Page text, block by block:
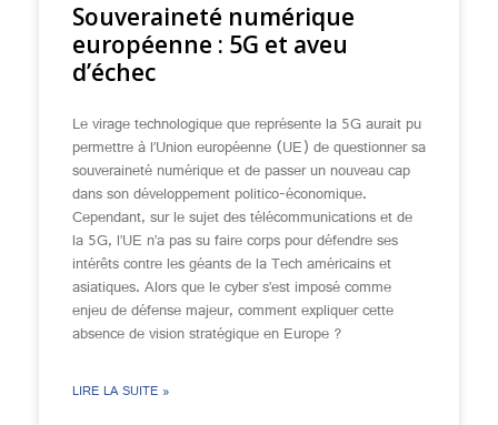
Souveraineté numérique
européenne : 5G et aveu
d’échec
Le virage technologique que représente la 5G aurait pu
permettre à l’Union européenne (UE) de questionner sa
souveraineté numérique et de passer un nouveau cap
dans son développement politico-économique.
Cependant, sur le sujet des télécommunications et de
la 5G, l’UE n’a pas su faire corps pour défendre ses
intérêts contre les géants de la Tech américains et
asiatiques. Alors que le cyber s’est imposé comme
enjeu de défense majeur, comment expliquer cette
absence de vision stratégique en Europe ?
LIRE LA SUITE »